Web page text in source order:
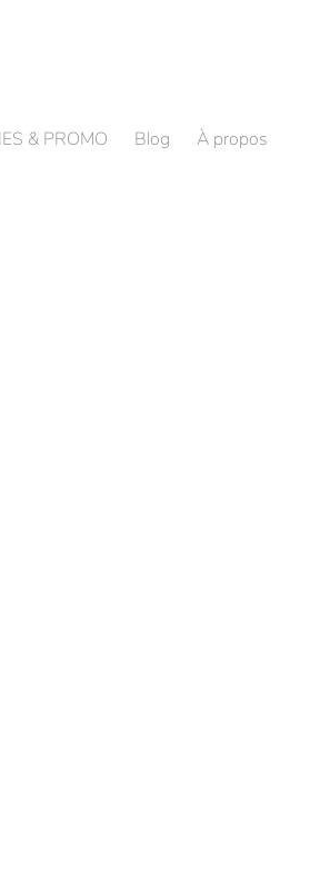
& PROMO Blog À propos